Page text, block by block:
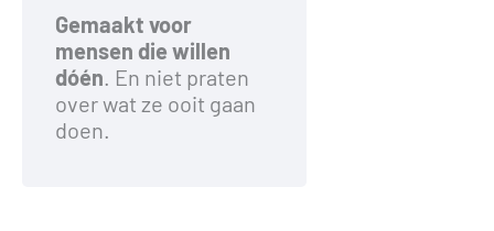
Gemaakt voor
mensen die willen
dóén. En niet praten
over wat ze ooit gaan
doen.